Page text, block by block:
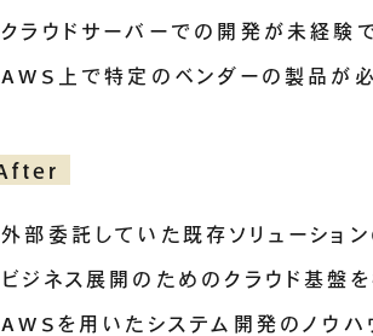
ラウドサーバーでの開発が未経験
上で特定のベンダーの製品が
部委託していた既存ソリューション
ジネス展開のためのクラウド基盤
を用いたシステム開発のノウハ